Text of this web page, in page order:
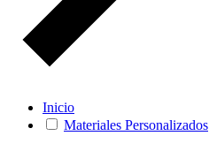
Inicio
Materiales Personalizados